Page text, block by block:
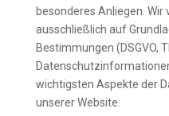
besonderes Anliegen.
ausschließlich auf
Bestimmungen (DSGVO,
wichtigsten Aspekte der
unserer Website.